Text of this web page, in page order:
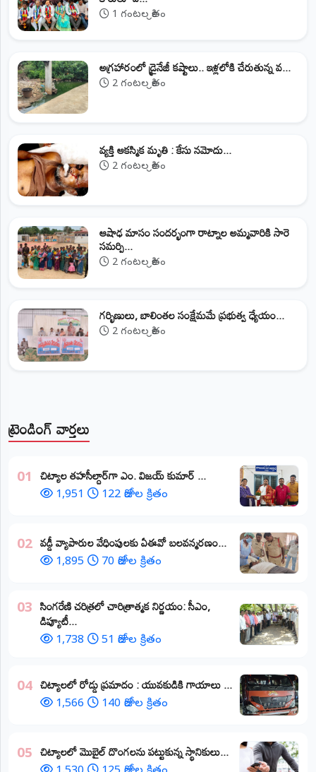
ట్రెండింగ్ వార్తలు
01 ​చిట్యాల తహసీల్దార్‌గా ఎం. విజయ్ కుమార్ ...
1,951 122 రోజుల క్రితం
02 వడ్డీ వ్యాపారుల వేధింపులకు ఏఈవో బలవన్మరణం...
1,895 70 రోజుల క్రితం
03 ​సింగరేణి చరిత్రలో చారిత్రాత్మక నిర్ణయం: సీఎం,
డిప్యూటీ...
1,738 51 రోజుల క్రితం
04 చిట్యాలలో రోడ్డు ప్రమాదం : యువకుడికి గాయాలు ​...
1,566 140 రోజుల క్రితం
05 చిట్యాలలో మొబైల్ దొంగలను పట్టుకున్న స్థానికులు...
1 గంటల క్రితం
అగ్రహారంలో డ్రైనేజీ కష్టాలు.. ఇళ్లలోకి చేరుతున్న వ...
2 గంటల క్రితం
వ్యక్తి ఆకస్మిక మృతి : కేసు నమోదు...
2 గంటల క్రితం
ఆషాఢ మాసం సందర్భంగా రాట్నాల అమ్మవారికి సారె
సమర్పి...
2 గంటల క్రితం
గర్భిణులు, బాలింతల సంక్షేమమే ప్రభుత్వ ధ్యేయం...
2 గంటల క్రితం